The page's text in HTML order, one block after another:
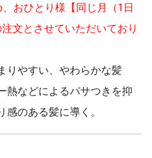
おひとり様【同じ月（1日
文とさせていただいており
りやすい、やわらかな髪
熱などによるパサつきを抑
のある髪に導く。